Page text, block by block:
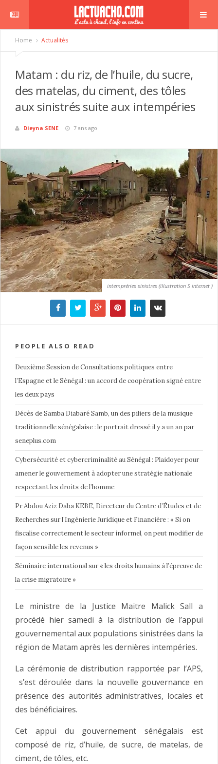
Home Actualités
Matam : du riz, de l’huile, du sucre,
des matelas, du ciment, des tôles
aux sinistrés suite aux intempéries
Dieyna SENE 7 ans ago
intempréries sinistres (illustration S internet )
PEOPLE ALSO READ
Deuxième Session de Consultations politiques entre
l’Espagne et le Sénégal : un accord de coopération signé entre
les deux pays
Décès de Samba Diabaré Samb, un des piliers de la musique
traditionnelle sénégalaise : le portrait dressé il y a un an par
seneplus.com
Cybersécurité et cybercriminalité au Sénégal : Plaidoyer pour
amener le gouvernement à adopter une stratégie nationale
respectant les droits de l’homme
Pr Abdou Aziz Daba KEBE, Directeur du Centre d’Études et de
Recherches sur l’Ingénierie Juridique et Financière : « Si on
fiscalise correctement le secteur informel, on peut modifier de
façon sensible les revenus »
Séminaire international sur « les droits humains à l’épreuve de
la crise migratoire »
Le ministre de la Justice Maitre Malick Sall a
procédé hier samedi à la distribution de l’appui
gouvernemental aux populations sinistrées dans la
région de Matam après les dernières intempéries.
La cérémonie de distribution rapportée par l’APS,
s’est déroulée dans la nouvelle gouvernance en
présence des autorités administratives, locales et
des bénéficiaires.
Cet appui du gouvernement sénégalais est
composé de riz, d’huile, de sucre, de matelas, de
ciment, de tôles, etc.